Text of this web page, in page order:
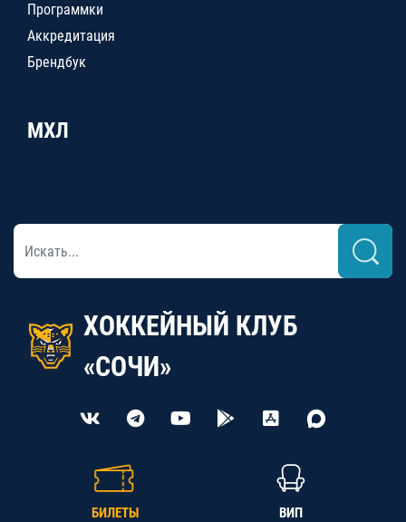
Программки
Аккредитация
Брендбук
МХЛ
ХОККЕЙНЫЙ КЛУБ
«СОЧИ»
БИЛЕТЫ ВИП